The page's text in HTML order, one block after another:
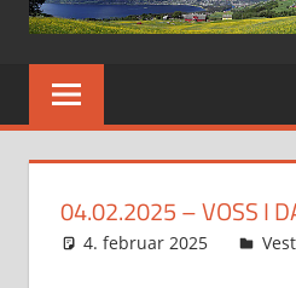
04.02.2025 – VOSS I
4. februar 2025